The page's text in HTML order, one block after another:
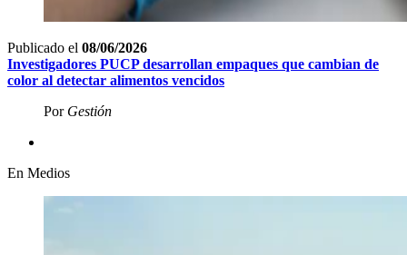
Publicado el 08/06/2026
Investigadores PUCP desarrollan empaques que cambian de
color al detectar alimentos vencidos
Por Gestión
En Medios